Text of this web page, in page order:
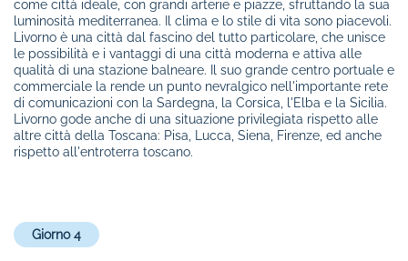
come città ideale, con grandi arterie e piazze, sfruttando la sua
luminosità mediterranea. Il clima e lo stile di vita sono piacevoli.
Livorno è una città dal fascino del tutto particolare, che unisce
le possibilità e i vantaggi di una città moderna e attiva alle
qualità di una stazione balneare. Il suo grande centro portuale e
commerciale la rende un punto nevralgico nell'importante rete
di comunicazioni con la Sardegna, la Corsica, l'Elba e la Sicilia.
Livorno gode anche di una situazione privilegiata rispetto alle
altre città della Toscana: Pisa, Lucca, Siena, Firenze, ed anche
rispetto all'entroterra toscano.
Giorno 4